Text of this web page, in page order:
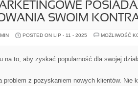
SWOIM
POSTED ON LIP - 11 - 2025
MOŻLIWOŚĆ
na to, aby zyskać popularność dla swojej
problem z pozyskaniem nowych klientów. Nie